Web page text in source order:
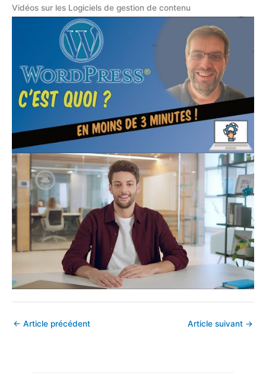
Vidéos sur les Logiciels de gestion de contenu
← Article précédent Article suivant →